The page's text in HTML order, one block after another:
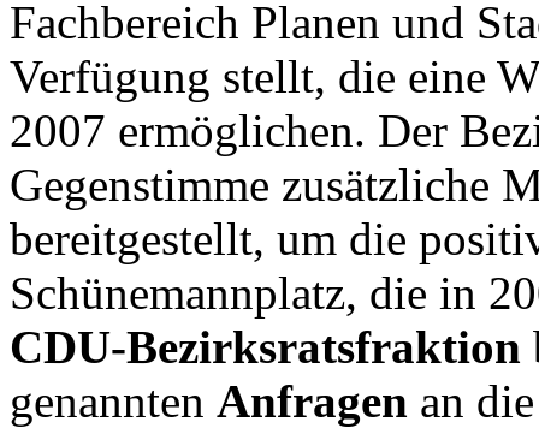
Fachbereich Planen und
Verfügung stellt, die eine
2007 ermöglichen. Der
Gegenstimme zusätzliche
bereitgestellt, um die
Schünemannplatz, die in
CDU-Bezirksratsfraktion
genannten Anfragen an